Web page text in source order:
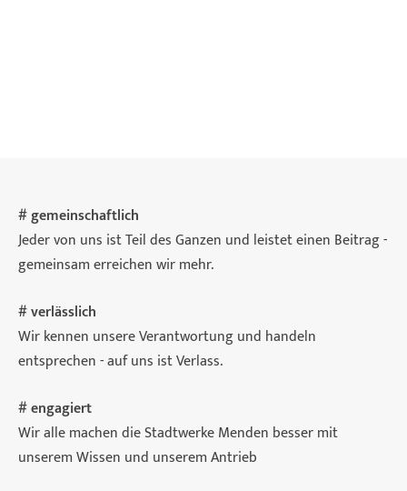
# gemeinschaftlich
Jeder von uns ist Teil des Ganzen und leistet einen Beitrag -
gemeinsam erreichen wir mehr.
# verlässlich
Wir kennen unsere Verantwortung und handeln
entsprechen - auf uns ist Verlass.
# engagiert
Wir alle machen die Stadtwerke Menden besser mit
unserem Wissen und unserem Antrieb